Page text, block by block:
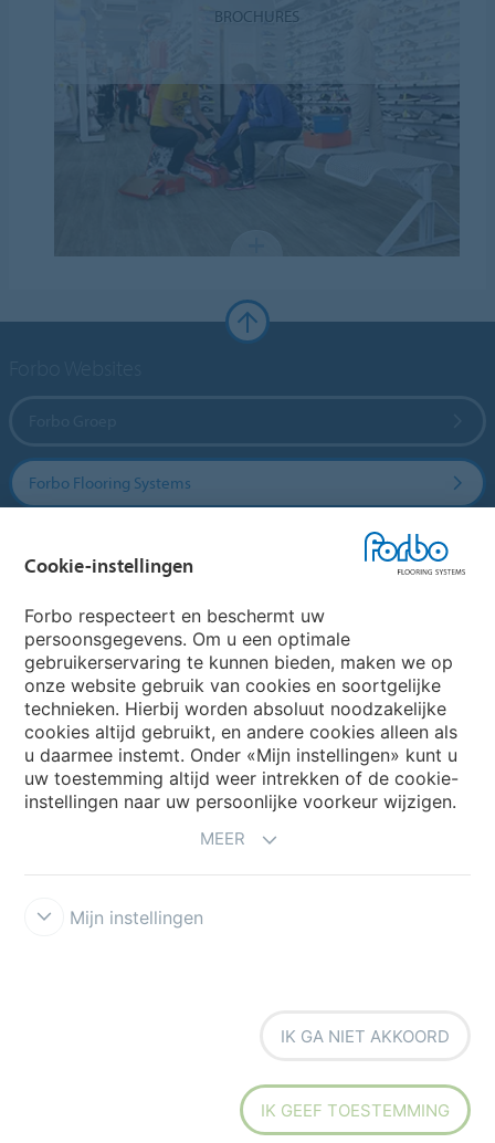
BROCHURES
Forbo Flooring Systems
Website
Kies uw land
My Forbo
Disclaimer Cookies Forbo
creating better environments
Cookie-instellingen
Forbo respecteert en beschermt uw
persoonsgegevens. Om u een optimale
gebruikerservaring te kunnen bieden, maken we op
onze website gebruik van cookies en soortgelijke
technieken. Hierbij worden absoluut noodzakelijke
cookies altijd gebruikt, en andere cookies alleen als
u daarmee instemt. Onder «Mijn instellingen» kunt u
uw toestemming altijd weer intrekken of de cookie-
instellingen naar uw persoonlijke voorkeur wijzigen.
MEER
Mijn instellingen
IK GA NIET AKKOORD
IK GEEF TOESTEMMING